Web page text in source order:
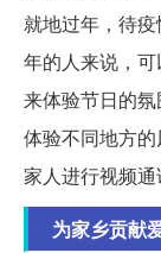
就地过年，待
年的人来说，
来体验节日的
体验不同地方
家人进行视频通
为家乡贡献